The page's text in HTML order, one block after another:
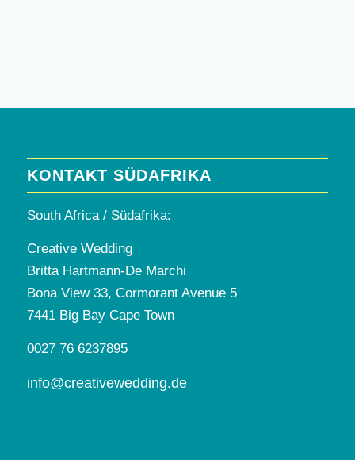
KONTAKT SÜDAFRIKA
South Africa / Südafrika:
Creative Wedding
Britta Hartmann-De Marchi
Bona View 33, Cormorant Avenue 5
7441 Big Bay Cape Town
0027 76 6237895
info@creativewedding.de